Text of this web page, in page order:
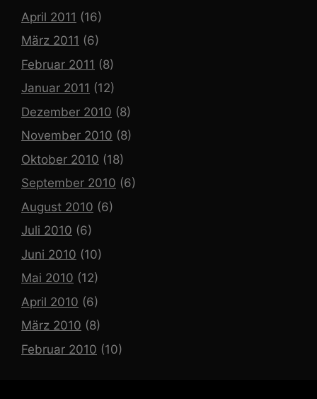
April 2011 (16)
März 2011 (6)
Februar 2011 (8)
Januar 2011 (12)
Dezember 2010 (8)
November 2010 (8)
Oktober 2010 (18)
September 2010 (6)
August 2010 (6)
Juli 2010 (6)
Juni 2010 (10)
Mai 2010 (12)
April 2010 (6)
März 2010 (8)
Februar 2010 (10)